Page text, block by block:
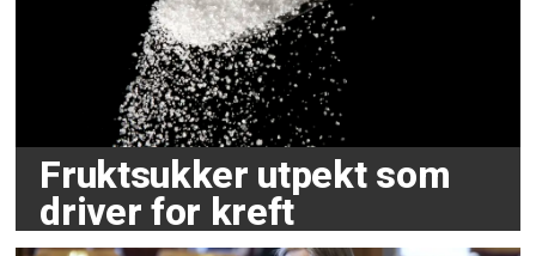
Fruktsukker utpekt som
driver for kreft